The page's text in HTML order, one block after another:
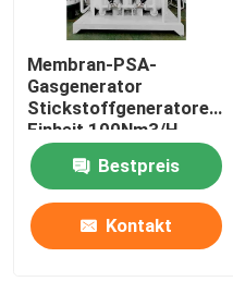
System zur
Automation Roboterarm
Digitale Positionierer
Membran-PSA-
Gasgenerator
Stickstoffgeneratoren
Einheit 100Nm3/H,
Reinheit 99,9%
Bestpreis
Kontakt